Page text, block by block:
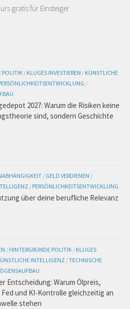
POLITIK / KLUGES INVESTIEREN / KÜNSTLICHE
/
2027: Warum die Risiken keine
sind, sondern Geschichte
/ GELD VERDIENEN /
/ PERSÖNLICHKEITSENTWICKLUNG
über deine berufliche Relevanz
/ HINTERGRÜNDE POLITIK / KLUGES
INTELLIGENZ /TECHNISCHE
Entscheidung: Warum Ölpreis,
und KI-Kontrolle gleichzeitig an
stehen